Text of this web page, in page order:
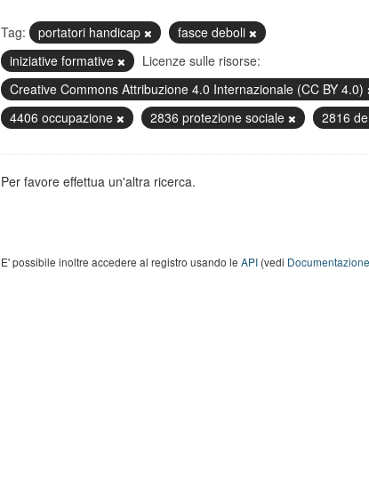
Tag: portatori handicap
fasce deboli
iniziative formative
Licenze sulle risorse:
Creative Commons Attribuzione 4.0 Internazionale (CC BY 4.0)
4406 occupazione
2836 protezione sociale 2816
Per favore effettua un'altra ricerca.
E' possibile inoltre accedere al registro usando le API(vedi